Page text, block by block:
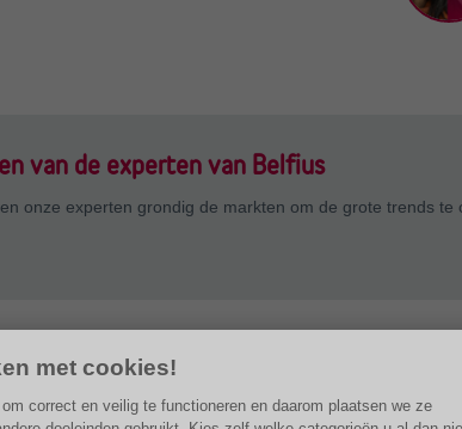
van de experten van Belfius
onze experten grondig de markten om de grote trends
met cookies!
correct en veilig te functioneren en daarom plaatsen we ze